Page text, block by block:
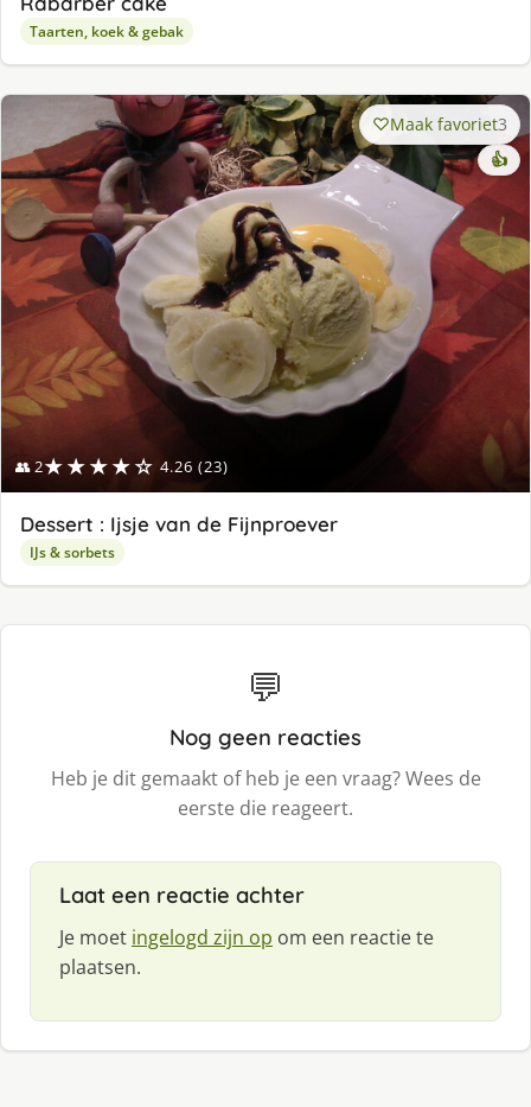
Taarten, koek & gebak
👥 2★★★★☆ 4.26 (23)
Maak favoriet3
👍
Dessert : Ijsje van de Fijnproever
IJs & sorbets
💬
Nog geen reacties
Heb je dit gemaakt of heb je een vraag? Wees de
eerste die reageert.
Laat een reactie achter
Je moet ingelogd zijn op om een reactie te
plaatsen.